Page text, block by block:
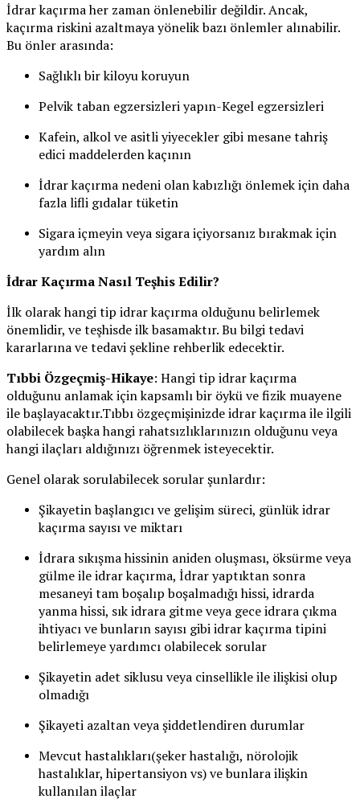
İdrar kaçırma her zaman önlenebilir değildir. Ancak,
kaçırma riskini azaltmaya yönelik bazı önlemler alınabilir.
Bu önler arasında:
Sağlıklı bir kiloyu koruyun
Pelvik taban egzersizleri yapın-Kegel egzersizleri
Kafein, alkol ve asitli yiyecekler gibi mesane tahriş
edici maddelerden kaçının
İdrar kaçırma nedeni olan kabızlığı önlemek için daha
fazla lifli gıdalar tüketin
Sigara içmeyin veya sigara içiyorsanız bırakmak için
yardım alın
İdrar Kaçırma Nasıl Teşhis Edilir?
İlk olarak hangi tip idrar kaçırma olduğunu belirlemek
önemlidir, ve teşhisde ilk basamaktır. Bu bilgi tedavi
kararlarına ve tedavi şekline rehberlik edecektir.
Tıbbi Özgeçmiş-Hikaye: Hangi tip idrar kaçırma
olduğunu anlamak için kapsamlı bir öykü ve fizik muayene
ile başlayacaktır.Tıbbı özgeçmişinizde idrar kaçırma ile ilgili
olabilecek başka hangi rahatsızlıklarınızın olduğunu veya
hangi ilaçları aldığınızı öğrenmek isteyecektir.
Genel olarak sorulabilecek sorular şunlardır:
Şikayetin başlangıcı ve gelişim süreci, günlük idrar
kaçırma sayısı ve miktarı
İdrara sıkışma hissinin aniden oluşması, öksürme veya
gülme ile idrar kaçırma, İdrar yaptıktan sonra
mesaneyi tam boşalıp boşalmadığı hissi, idrarda
yanma hissi, sık idrara gitme veya gece idrara çıkma
ihtiyacı ve bunların sayısı gibi idrar kaçırma tipini
belirlemeye yardımcı olabilecek sorular
Şikayetin adet siklusu veya cinsellikle ile ilişkisi olup
olmadığı
Şikayeti azaltan veya şiddetlendiren durumlar
Mevcut hastalıkları(şeker hastalığı, nörolojik
hastalıklar, hipertansiyon vs) ve bunlara ilişkin
kullanılan ilaçlar